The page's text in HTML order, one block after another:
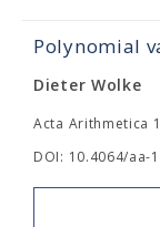
Polynomial
Dieter Wolke
Acta Arithmetica
DOI: 10.4064/aa-